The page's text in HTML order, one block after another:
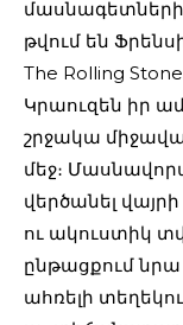
թվում են
The Rolling
Կրաուզեն իր
շրջակա
մեջ։
վերծանել
ու ակուստիկ
ընթացքում
ահռելի